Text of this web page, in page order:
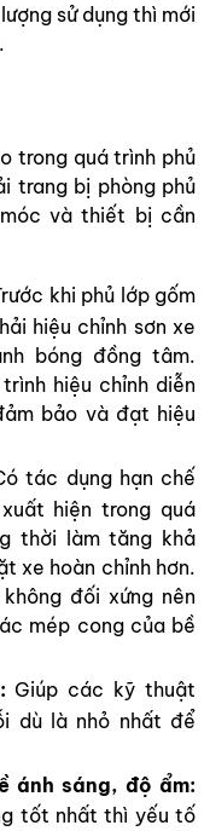
sử dụng thì mới
trong quá trình phủ
trang bị phòng phủ
và thiết bị cần
khi phủ lớp gốm
hiệu chỉnh sơn xe
bóng đồng tâm.
hiệu chỉnh diễn
bảo và đạt hiệu
tác dụng hạn chế
hiện trong quá
thời làm tăng khả
xe hoàn chỉnh hơn.
đối xứng nên
mép cong của bề
Giúp các kỹ thuật
dù là nhỏ nhất để
ánh sáng, độ ẩm:
tốt nhất thì yếu tố